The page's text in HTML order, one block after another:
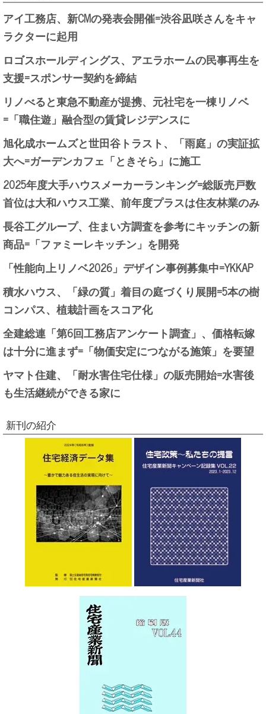
アイ工務店、新CMの発表会開催=渋谷凪咲さんをキャ
ラクターに起用
ロゴスホールディングス、アエラホームの民事再生を
支援=スポンサー契約を締結
リノべると東急不動産が提携、元社宅を一棟リノベ
=「職住遊」融合型の賃貸レジデンスに
旭化成ホームズと世田谷トラスト、「雨庭」の実証拡
大へ=ガーデンカフェ「ときそら」に施工
2025年度大手ハウスメーカーランキング=総販売戸数
首位は大和ハウス工業、前年度プラスは住友林業のみ
長谷工グループ、住まい方調査を参考にキッチンの新
商品=「ファミーレキッチン」を開発
「性能向上リノベ2026」デザイン事例募集中=YKKAP
積水ハウス、「緑の質」着目の庭づくり展開=5本の樹
コンパス、植栽計画をスコア化
全建総連「第6回工務店アンケート調査」、価格転嫁
は十分に進まず=「物価安定につながる施策」を要望
ヤマト住建、「耐水害住宅仕様」の販売開始=水害後
も生活継続ができる家に
新刊の紹介